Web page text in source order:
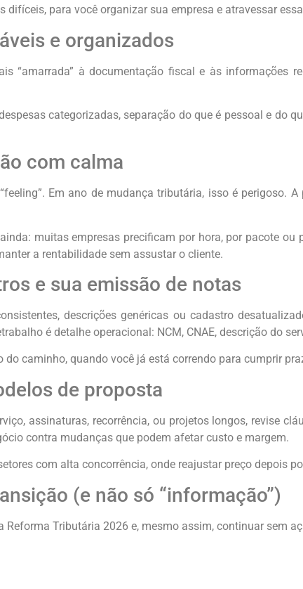
difíceis, para você organizar sua empresa e atravessar
e organizados
“amarrada” à documentação fiscal e às informações
categorizadas, separação do que é pessoal e do
com calma
Em ano de mudança tributária, isso é perigoso.
muitas empresas precificam por hora, por pacote
a rentabilidade sem assustar o cliente.
e sua emissão de notas
descrições genéricas ou cadastro
é detalhe operacional: NCM, CNAE, descrição do
caminho, quando você já está correndo para cumprir
de proposta
assinaturas, recorrência, ou projetos longos, revise
contra mudanças que podem afetar custo e margem.
com alta concorrência, onde reajustar preço depois
(e não só “informação”)
Tributária 2026 e, mesmo assim, continuar sem